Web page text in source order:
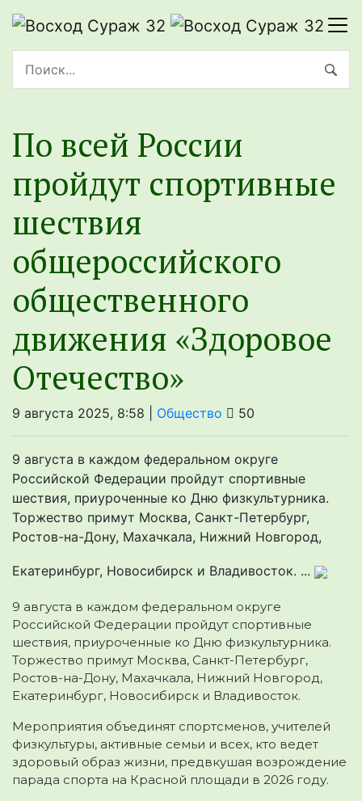
По всей России
пройдут спортивные
шествия
общероссийского
общественного
движения «Здоровое
Отечество»
9 августа 2025, 8:58 | Общество 50
9 августа в каждом федеральном округе
Российской Федерации пройдут спортивные
шествия, приуроченные ко Дню физкультурника.
Торжество примут Москва, Санкт-Петербург,
Ростов-на-Дону, Махачкала, Нижний Новгород,
Екатеринбург, Новосибирск и Владивосток. ...
9 августа в каждом федеральном округе
Российской Федерации пройдут спортивные
шествия, приуроченные ко Дню физкультурника.
Торжество примут Москва, Санкт-Петербург,
Ростов-на-Дону, Махачкала, Нижний Новгород,
Екатеринбург, Новосибирск и Владивосток.
Мероприятия объединят спортсменов, учителей
физкультуры, активные семьи и всех, кто ведет
здоровый образ жизни, предвкушая возрождение
парада спорта на Красной площади в 2026 году.